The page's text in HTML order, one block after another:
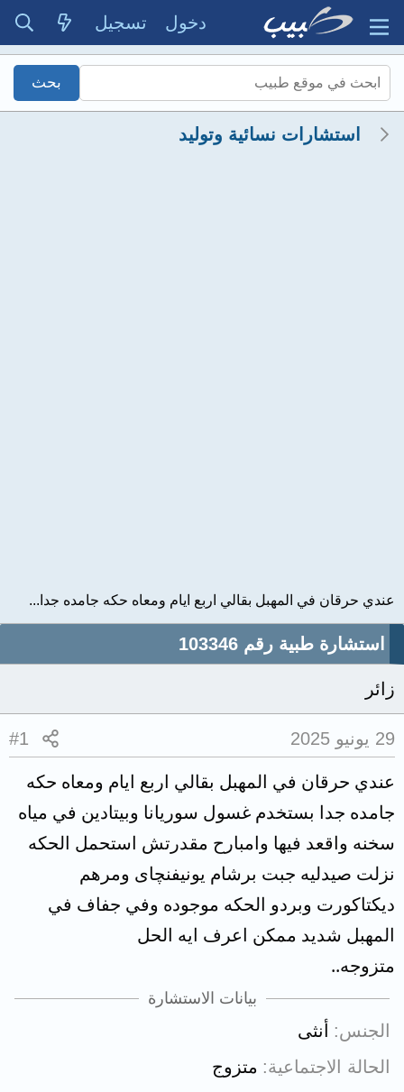
دخول تسجيل
استشارات نسائية وتوليد
عندي حرقان في المهبل بقالي اربع ايام ومعاه حكه جامده جدا...
استشارة طبية رقم 103346
زائر
29 يونيو 2025 #1
عندي حرقان في المهبل بقالي اربع ايام ومعاه حكه
جامده جدا بستخدم غسول سوريانا وبيتادين في مياه
سخنه واقعد فيها وامبارح مقدرتش استحمل الحكه
نزلت صيدليه جبت برشام يونيفنچاى ومرهم
ديكتاكورت وبردو الحكه موجوده وفي جفاف في
المهبل شديد ممكن اعرف ايه الحل
متزوجه..
بيانات الاستشارة
الجنس
أنثى
الحالة الاجتماعية
متزوج